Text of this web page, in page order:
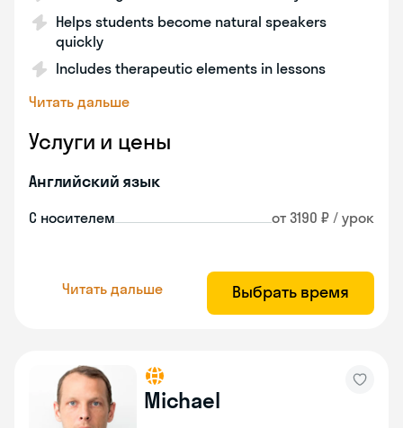
Helps students become natural speakers
quickly
Includes therapeutic elements in lessons
Читать дальше
Услуги и цены
Английский язык
С носителем от 3190 ₽ / урок
Читать дальше Выбрать время
Michael